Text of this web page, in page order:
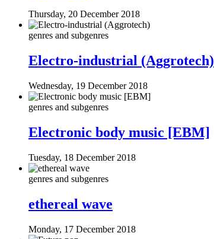
Thursday, 20 December 2018
genres and subgenres
Electro-industrial (Aggrotech)
Wednesday, 19 December 2018
genres and subgenres
Electronic body music [EBM]
Tuesday, 18 December 2018
genres and subgenres
ethereal wave
Monday, 17 December 2018